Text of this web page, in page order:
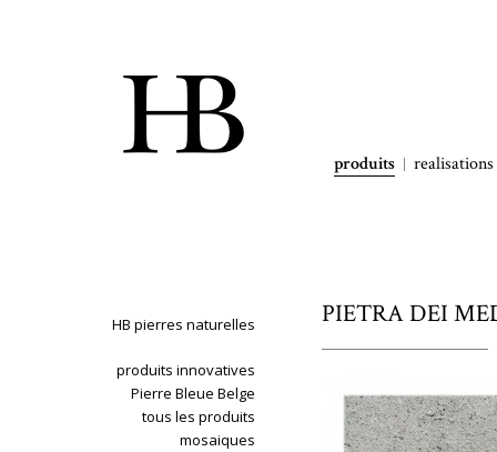
produits realisations
HB pierres naturelles
produits innovatives
Pierre Bleue Belge
tous les produits
mosaiques
PIETRA DEI